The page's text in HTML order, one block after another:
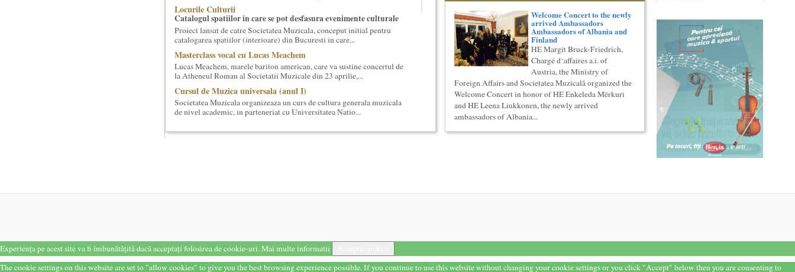
Locurile Culturii
Catalogul spatiilor in care se pot desfasura evenimente culturale
Proiect lansat de catre Societatea Muzicala, conceput initial pentru
catalogarea spatiilor (interioare) din Bucuresti in care...
Masterclass vocal cu Lucas Meachem
Lucas Meachem, marele bariton american, care va sustine concertul de
la Atheneul Roman al Societatii Muzicale din 23 aprilie,...
Cursul de Muzica universala (anul I)
Societatea Muzicala organizeaza un curs de cultura generala muzicala
de nivel academic, in parteneriat cu Universitatea Natio...
Anuarul Elitei culturale si stiintifice din Romania
Este un curs intensiv si concentrat, de nivel academ...
Cursul de Sociologie
Societatea Muzicala organizeaza un curs de Sociologie, in parteneriat
cu Facultatea de Sociologie si Asistenta Sociala a Univ...
Welcome Concert to the newly
arrived Ambassadors
Ambassadors of Albania and
Finland
HE Margit Bruck-Friedrich,
Chargé d‘affaires a.i. of
Austria, the Ministry of
Foreign Affairs and Societatea Muzicală organized the
Welcome Concert in honor of HE Enkeleda Mërkuri
and HE Leena Liukkonen, the newly arrived
ambassadors of Albania...
Experiența pe acest site va fi îmbunătățită dacă acceptați folosirea de cookie-uri.Mai multe informatii
The cookie settings on this website are set to "allow cookies" to give you the best browsing experience possible. If you continue to use this website without changing your cookie settings or you click "Accept" below then you are consenting to